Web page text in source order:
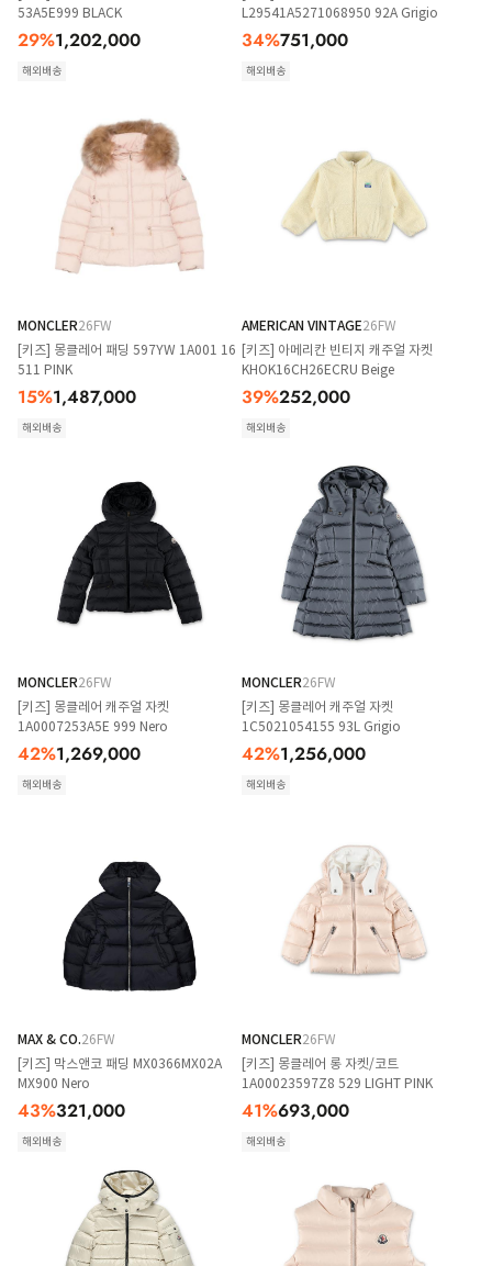
53A5E999 BLACK
29%1,202,000
해외배송
L29541A5271068950 92A Grigio
34%751,000
해외배송
MONCLER26FW
[키즈] 몽클레어 패딩 597YW 1A001 16
511 PINK
15%1,487,000
해외배송
AMERICAN VINTAGE26FW
[키즈] 아메리칸 빈티지 캐주얼 자켓
KHOK16CH26ECRU Beige
39%252,000
해외배송
MONCLER26FW
[키즈] 몽클레어 캐주얼 자켓
1A0007253A5E 999 Nero
42%1,269,000
해외배송
MONCLER26FW
[키즈] 몽클레어 캐주얼 자켓
1C5021054155 93L Grigio
42%1,256,000
해외배송
MAX & CO.26FW
[키즈] 막스앤코 패딩 MX0366MX02A
MX900 Nero
43%321,000
해외배송
MONCLER26FW
[키즈] 몽클레어 롱 자켓/코트
1A00023597Z8 529 LIGHT PINK
41%693,000
해외배송